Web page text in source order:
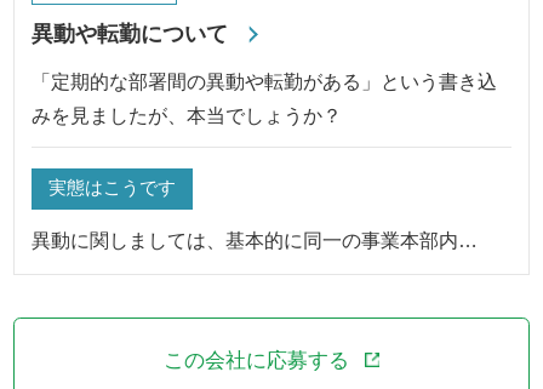
異動や転勤について
「定期的な部署間の異動や転勤がある」という書き込
みを見ましたが、本当でしょうか？
実態はこうです
異動に関しましては、基本的に同一の事業本部内…
この会社に応募する